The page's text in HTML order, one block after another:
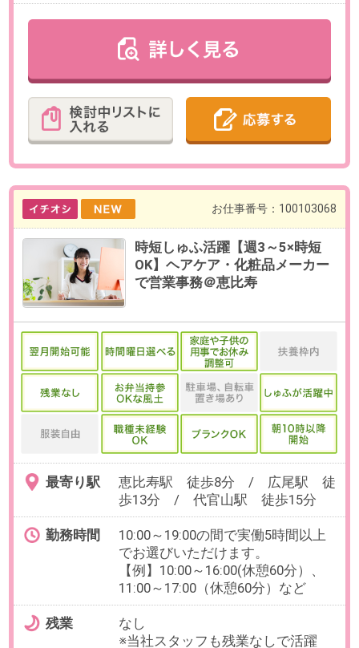
10:00～19:00の間で実働5時間以上
でお選びいただけます。
【例】10:00～16:00(休憩60分）、
11:00～17:00（休憩60分）など
残業 なし
※当社スタッフも残業なしで活躍
中！
※日数・曜日をお選びいただけま
※家庭事情などでの急なお休み相談
も柔軟です。
勤務期間 即日～長期
9月開始や10月開始も相談可能で
す。
給与 時給2,000円(交通費全額支給)
必要経験 【必須】Excelを使用しての事務経
【歓迎】化粧品や日用品が好きな
OAスキル 【必須】[Excel]VLOOKUPの使用経
験
お仕事番号：100103067
【週3～5日×16時まで×残業な
し】進捗管理・事務＠有名化粧品
メーカー／恵比寿